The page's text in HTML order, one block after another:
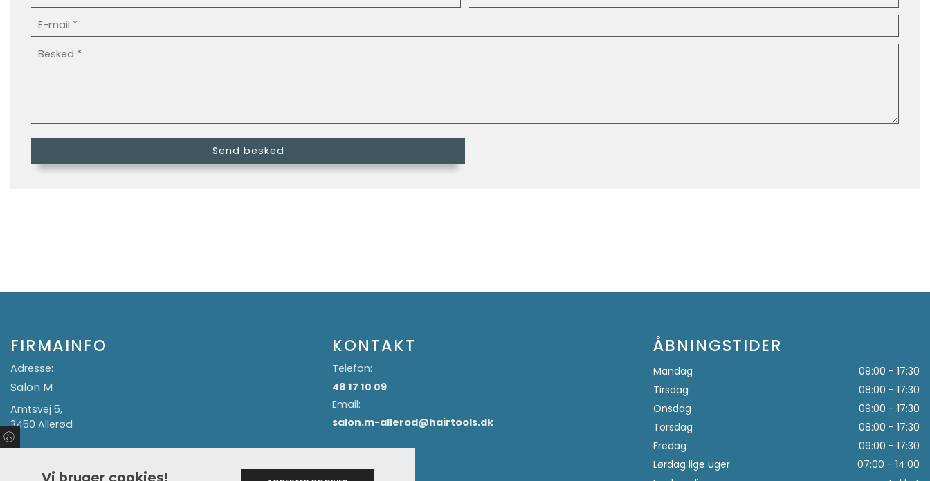
FIRMAINFO
Adresse:
Salon M
Amtsvej 5,
3450 Allerød
KONTAKT
Telefon:
48 17 10 09
Email:
salon.m-allerod@hairtools.dk
ÅBNINGSTIDER
Mandag
09:00 - 17:30
Tirsdag
08:00 - 17:30
Onsdag
09:00 - 17:30
Torsdag
08:00 - 17:30
Fredag
09:00 - 17:30
Lørdag lige uger
07:00 - 14:00
Vi bruger cookies!